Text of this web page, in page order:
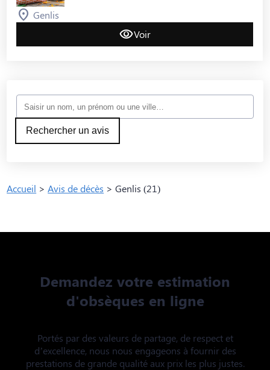
Genlis
Voir
Rechercher un avis
Accueil >Avis de décès >Genlis (21)
Demandez votre estimation
d'obsèques en ligne
Portés par des valeurs de partage, de respect et
d’excellence, nous nous engageons à fournir des
prestations de grande qualité aux prix les plus justes.